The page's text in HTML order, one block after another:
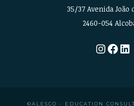
35/37 Avenida João
2460-054
©ALESCO - EDUCATION